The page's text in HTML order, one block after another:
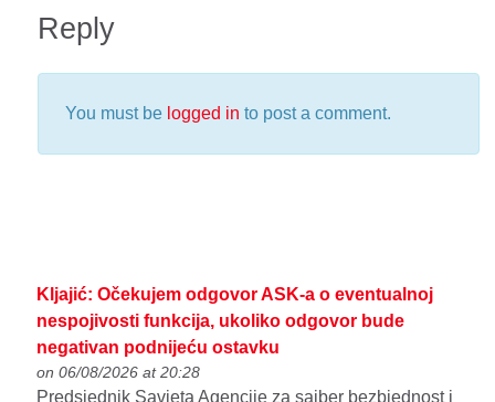
Reply
You must be logged in to post a comment.
Kljajić: Očekujem odgovor ASK-a o eventualnoj
nespojivosti funkcija, ukoliko odgovor bude
negativan podnijeću ostavku
on 06/08/2026 at 20:28
Predsjednik Savjeta Agencije za sajber bezbjednost i